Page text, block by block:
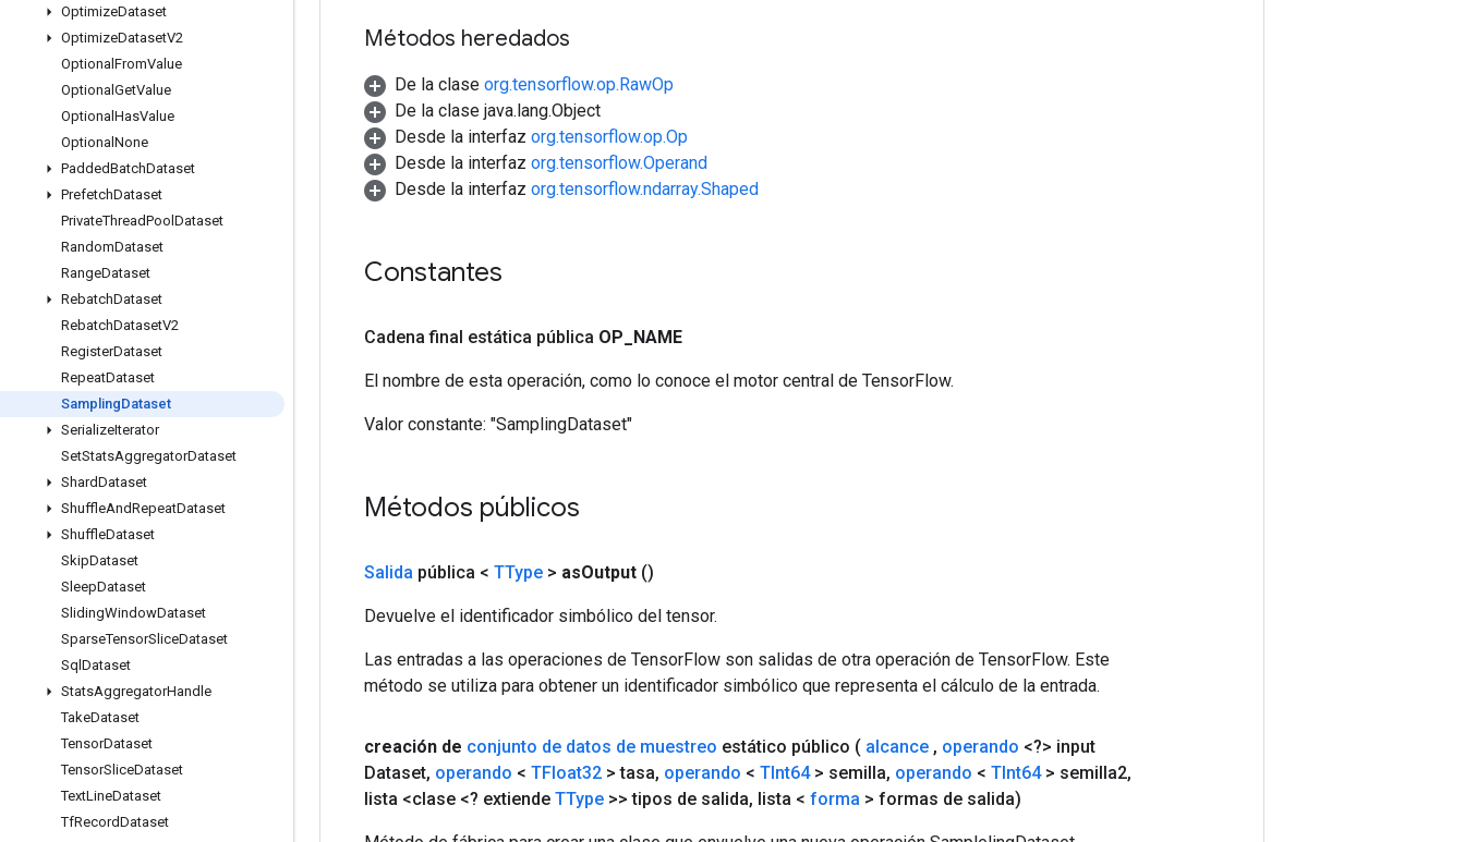
OptimizeDataset
OptimizeDatasetV2
Optional FromValue
Optional GetValue
Optional HasValue
Optional None
PaddedBatchDataset
PrefetchDataset
PrivateThreadPool Dataset
RandomDataset
RangeDataset
RebatchDataset
RebatchDatasetV2
RegisterDataset
RepeatDataset
SamplingDataset
SerializeIterator
SetStatsAggregatorDataset
ShardDataset
ShuffleAndRepeatDataset
ShuffleDataset
SkipDataset
SleepDataset
SlidingWindowDataset
SparseTensorSliceDataset
Sql Dataset
StatsAggregatorHandle
TakeDataset
TensorDataset
TensorSliceDataset
TextLineDataset
TfRecordDataset
Métodos heredados
De la clase org.tensorflow.op.RawOp
De la clase java.lang.Object
Desde la interfaz org.tensorflow.op.Op
Desde la interfaz org.tensorflow.Operand
Desde la interfaz org.tensorflow.ndarray.Shaped
Constantes
Cadena final estática pública OP NAME
El nombre de esta operación, como lo conoce el motor central de TensorFlow.
Valor constante: "SamplingDataset"
Métodos públicos
Salida pública < TType > asOutput ()
Devuelve el identificador simbólico del tensor.
Las entradas a las operaciones de TensorFlow son salidas de otra operación de TensorFlow. Este
método se utiliza para obtener un identificador simbólico que representa el cálculo de la entrada.
creación de conjunto de datos de muestreo estático público ( alcance , operando <?> input
Dataset, operando < TFloat32 > tasa, operando < TInt64> semilla, operando < TInt64> semilla2,
lista <clase <? extiende TType >> tipos de salida, lista < forma > formas de salida)